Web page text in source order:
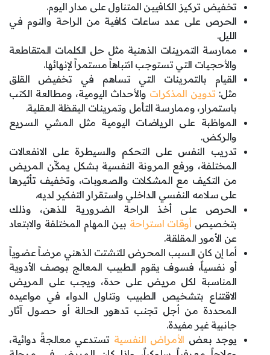
تخفيض تركيز الكافيين المتناول على مدار اليوم.
الحرص على عدد ساعات كافية من الراحة والنوم في
الليل.
ممارسة التمرينات الذهنية مثل حل الكلمات المتقاطعة
والأحجيات التي تستوجب انتباهاً مستمراً لإنهائها.
القيام بالتمرينات التي تساهم في تخفيض القلق
مثل: تدوين المذكرات والأحداث اليومية، ومطالعة الكتب
باستمرار، وممارسة التأمل وتمرينات اليقظة العقلية.
المواظبة على الرياضات اليومية مثل المشي السريع
والركض.
تدريب النفس على التحكم والسيطرة على الانفعالات
المختلفة، ورفع المرونة النفسية بشكل يمكِّن المريض
من التكيف مع المشكلات والصعوبات، وتخفيف تأثيرها
على سلامه النفسي الداخلي واستقرار التفكير لديه.
الحرص على أخذ الراحة الضرورية للذهن، وذلك
بتخصيص أوقات استراحة بين المهام المختلفة والابتعاد
عن الأمور المقلقة.
أما إن كان السبب المحرض للتشتت الذهني مرضاً عضوياً
أو نفسياً، فسوف يقوم الطبيب المعالج بوصف الأدوية
المناسبة لكل مريض على حدة، ويجب على المريض
الاقتناع بتشخيص الطبيب وتناول الدواء في مواعيده
المحددة من أجل تجنب تدهور الحالة أو حصول آثار
جانبية غير مفيدة.
يوجد بعض الأمراض النفسية تستدعي معالجةً دوائية،